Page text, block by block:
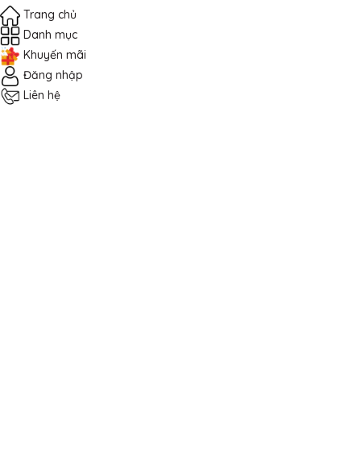
Trang chủ
Danh mục
Khuyến mãi
Đăng nhập
Liên hệ